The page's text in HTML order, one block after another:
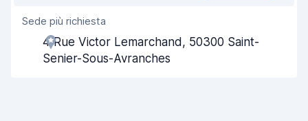
Gentilezza degli agenti
Rapidità del ritiro
Sede più richiesta
4 Rue Victor Lemarchand, 50300 Saint-
Senier-Sous-Avranches